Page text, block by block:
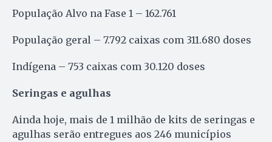
População Alvo na Fase 1 – 162.761
População geral – 7.792 caixas com 311.680 doses
Indígena – 753 caixas com 30.120 doses
Seringas e agulhas
Ainda hoje, mais de 1 milhão de kits de seringas e
agulhas serão entregues aos 246 municípios